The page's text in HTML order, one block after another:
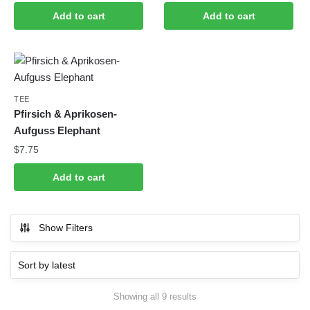
Add to cart Add to cart
TEE
Pfirsich & Aprikosen-
Aufguss Elephant
$7.75
Add to cart
Show Filters
Showing all 9 results